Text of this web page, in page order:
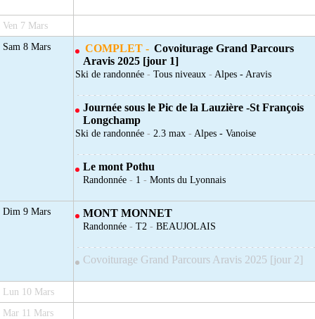
Ven 7 Mars
Sam 8 Mars
COMPLET - Covoiturage Grand Parcours
Aravis 2025 [jour 1]
Ski de randonnée - Tous niveaux - Alpes - Aravis
Journée sous le Pic de la Lauzière -St François
Longchamp
Ski de randonnée - 2.3 max - Alpes - Vanoise
Le mont Pothu
Randonnée - 1 - Monts du Lyonnais
Dim 9 Mars MONT MONNET
Randonnée - T2 - BEAUJOLAIS
Covoiturage Grand Parcours Aravis 2025 [jour 2]
Lun 10 Mars
Mar 11 Mars